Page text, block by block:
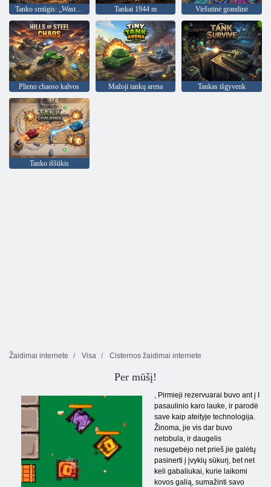
Tanko smūgis: „Wasteland Rogue“. Tankai 1944 m Viršutinė grandinė
Plieno chaoso kalvos Mažoji tankų arena Tankas išgyvenk
Tanko iššūkis
Žaidimai internete Visa Cisternos žaidimai internete
Per mūšį!
, Pirmieji rezervuarai buvo ant į I
pasaulinio karo lauke, ir parodė
save kaip ateityje technologija.
Žinoma, jie vis dar buvo
netobula, ir daugelis
nesugebėjo net prieš jie galėtų
pasinerti į įvykių sūkurį, bet net
keli gabaliukai, kurie laikomi
kovos galią, sumažinti savo